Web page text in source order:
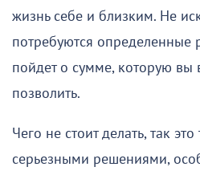
жизнь себе и близким. Не
потребуются определенные
пойдет о сумме, которую вы
позволить.
Чего не стоит делать, так
серьезными решениями,